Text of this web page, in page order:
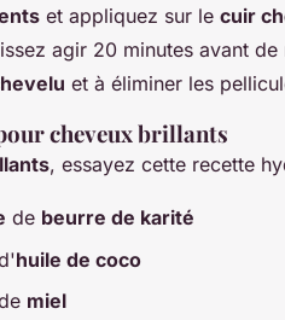
et appliquez sur le cuir
agir 20 minutes avant
et à éliminer les
cheveux brillants
, essayez cette recette
de beurre de karité
huile de coco
miel